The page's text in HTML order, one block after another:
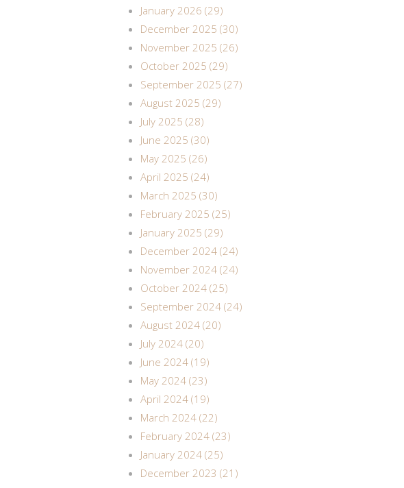
January 2026 (29)
December 2025 (30)
November 2025 (26)
October 2025 (29)
September 2025 (27)
August 2025 (29)
July 2025 (28)
June 2025 (30)
May 2025 (26)
April 2025 (24)
March 2025 (30)
February 2025 (25)
January 2025 (29)
December 2024 (24)
November 2024 (24)
October 2024 (25)
September 2024 (24)
August 2024 (20)
July 2024 (20)
June 2024 (19)
May 2024 (23)
April 2024 (19)
March 2024 (22)
February 2024 (23)
January 2024 (25)
December 2023 (21)